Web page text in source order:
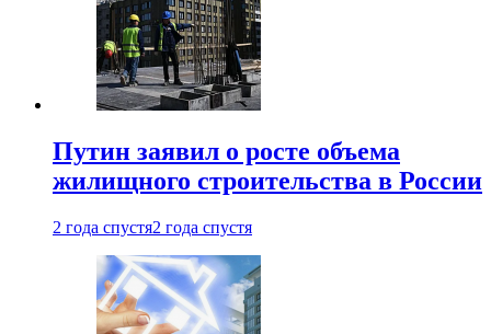
Путин заявил о росте объема
жилищного строительства в России
2 года спустя2 года спустя